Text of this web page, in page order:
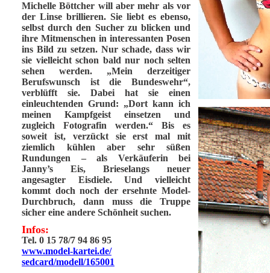
Michelle Böttcher will aber mehr als vor
der Linse brillieren. Sie liebt es ebenso,
selbst durch den Sucher zu blicken und
ihre Mitmenschen in interessanten Posen
ins Bild zu setzen. Nur schade, dass wir
sie vielleicht schon bald nur noch selten
sehen werden. „Mein derzeitiger
Berufswunsch ist die Bundeswehr“,
verblüfft sie. Dabei hat sie einen
einleuchtenden Grund: „Dort kann ich
meinen Kampfgeist einsetzen und
zugleich Fotografin werden.“ Bis es
soweit ist, verzückt sie erst mal mit
ziemlich kühlen aber sehr süßen
Rundungen – als Verkäuferin bei
Janny’s Eis, Brieselangs neuer
angesagter Eisdiele. Und vielleicht
kommt doch noch der ersehnte Model-
Durchbruch, dann muss die Truppe
sicher eine andere Schönheit suchen.
Infos:
Tel. 0 15 78/7 94 86 95
www.model-kartei.de/
sedcard/modell/165001